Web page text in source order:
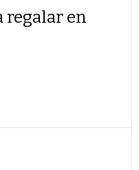
regalar en